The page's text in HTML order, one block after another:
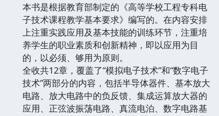
本书是根据教育部制定的《高等学校工程专科电
子技术课程教学基本要求》编写的。在内容安排
上注重实践应用及基本技能的训练环节，注重培
养学生的职业素质和创新精神，即以应用为目
的，以必须、够用为原则。
全收共12章，覆盖了“模拟电子技术”和“数字电子
技术”两部分的内容，包括半导体器件、基本放大
电路、放大电路中的负反馈、集成运算放大器的
应用、正弦波振荡电路、真流电泊、数字电路基